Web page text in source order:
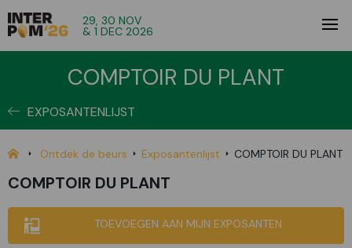
29, 30 NOV
& 1 DEC 2026
COMPTOIR DU PLANT
EXPOSANTENLIJST
Ontdek de beurs Exposantenlijst COMPTOIR DU PLANT
COMPTOIR DU PLANT
TOEVOEGEN AAN MIJN EXPOSANTEN